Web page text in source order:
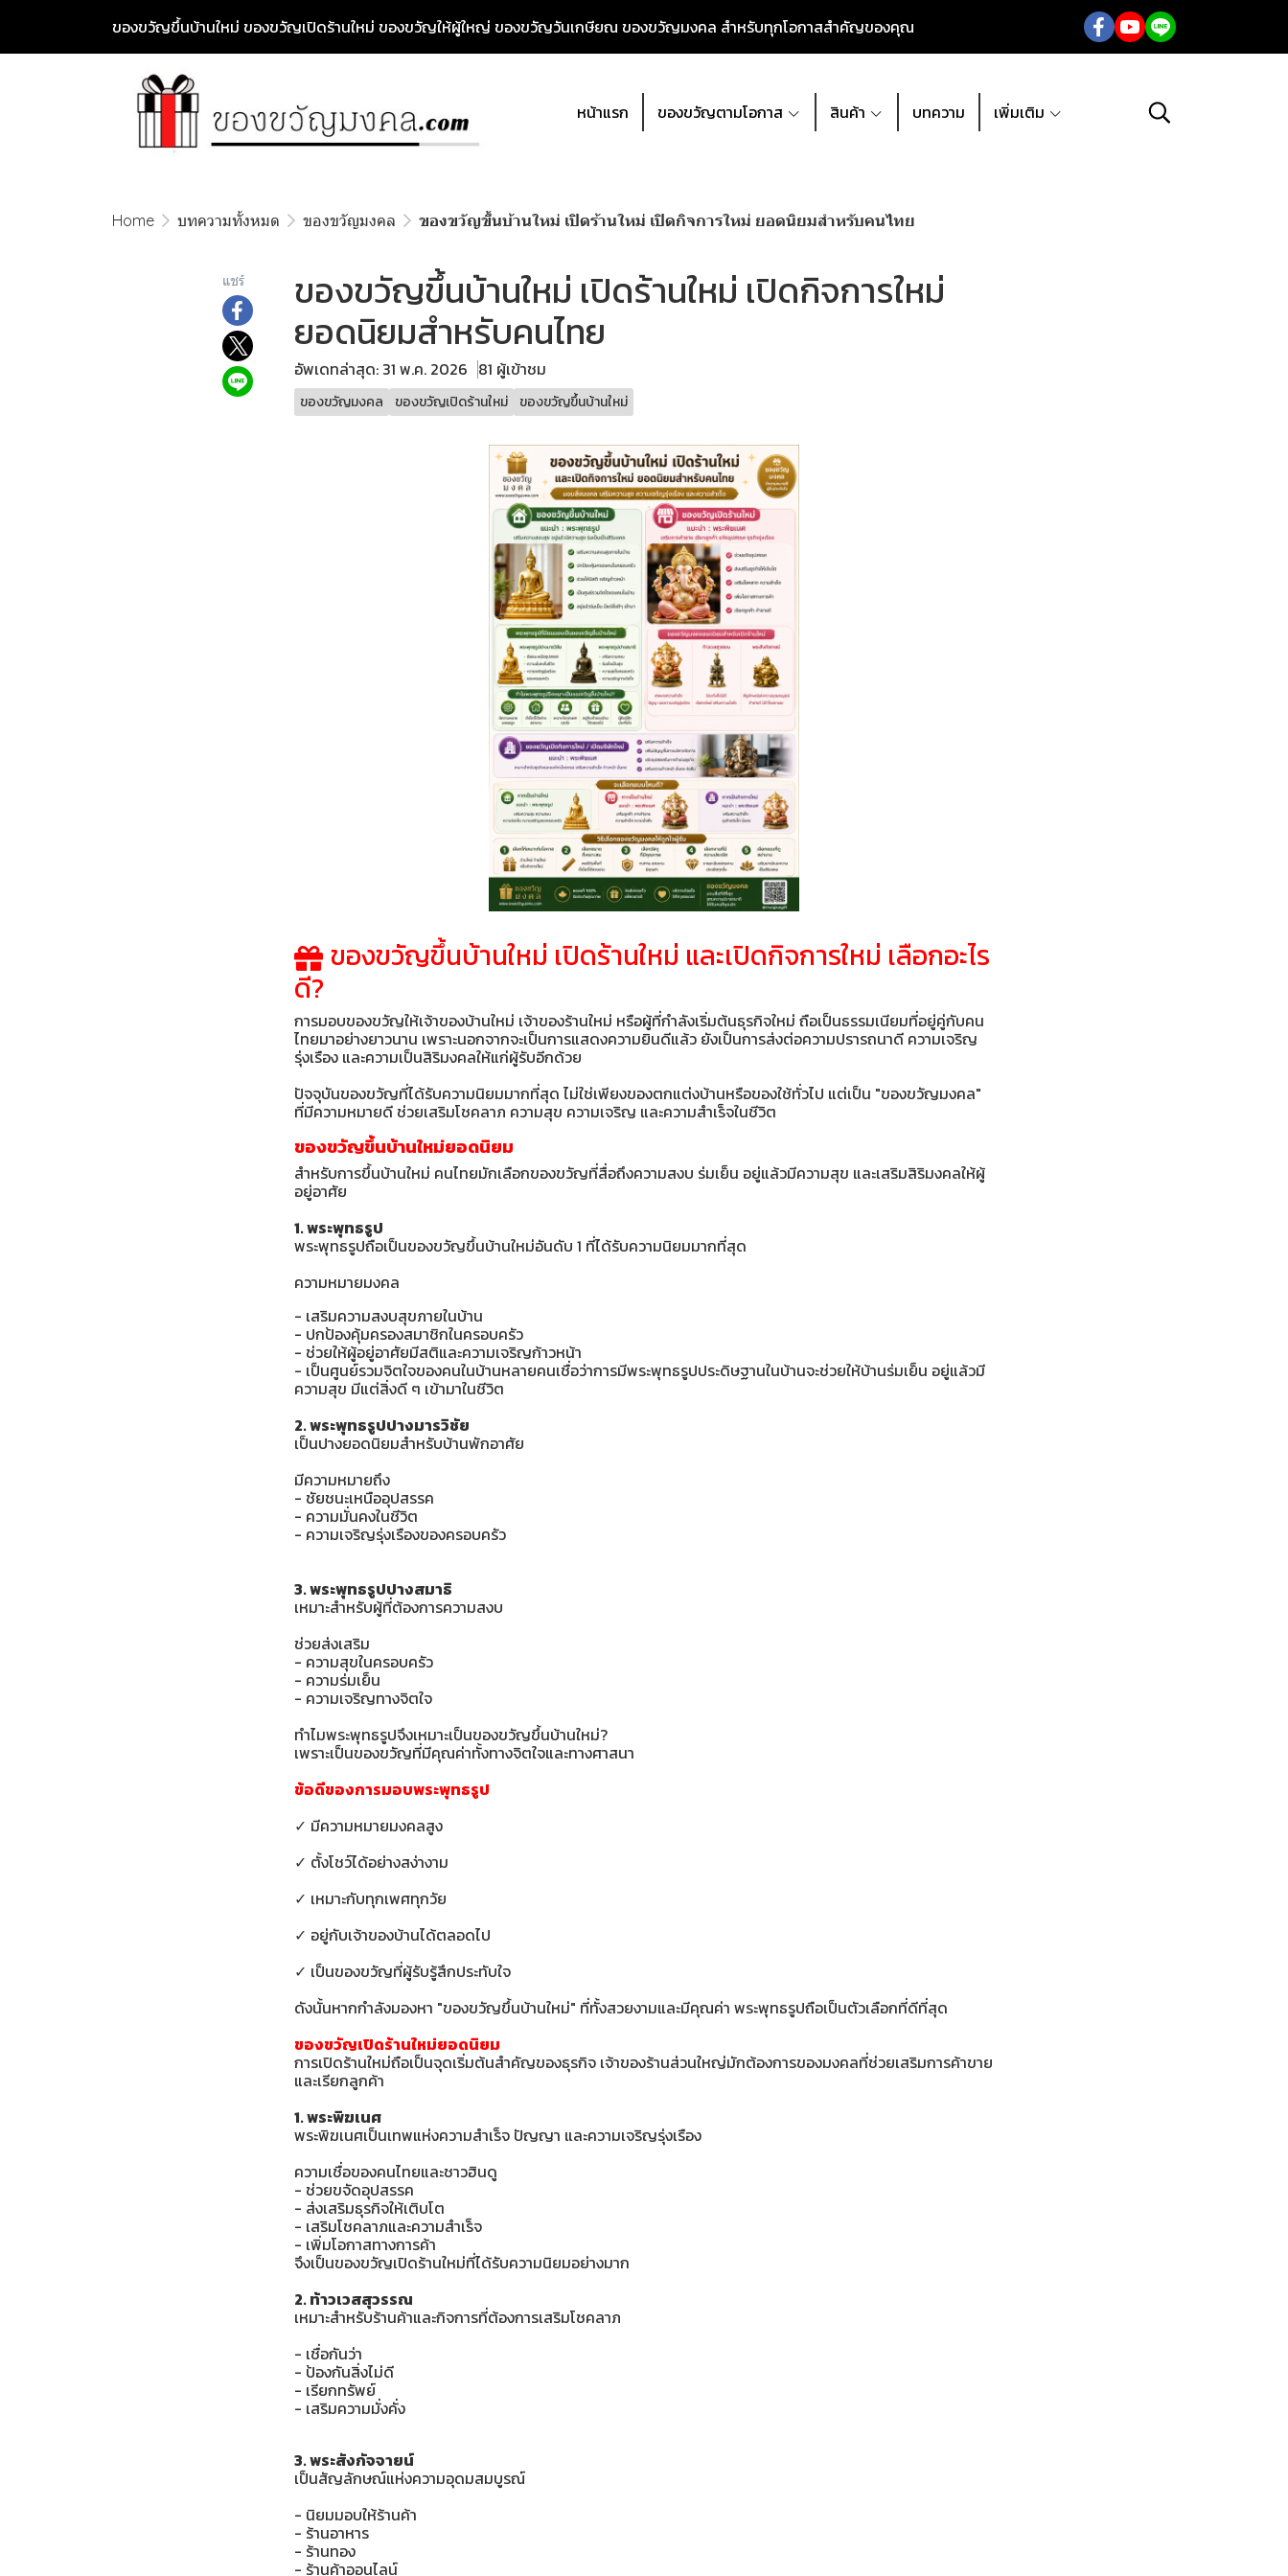
ของขวัญขึ้นบ้านใหม่ ของขวัญเปิดร้านใหม่ ของขวัญให้ผู้ใหญ่ ของขวัญวันเกษียณ ของขวัญมงคล สำหรับทุกโอกาสสำคัญของคุณ
หน้าแรก ของขวัญตามโอกาส สินค้า บทความ เพิ่มเติม
Home บทความทั้งหมด ของขวัญมงคล ของขวัญขึ้นบ้านใหม่ เปิดร้านใหม่ เปิดกิจการใหม่ ยอดนิยมสำหรับคนไทย
แชร์ ของขวัญขึ้นบ้านใหม่ เปิดร้านใหม่ เปิดกิจการใหม่
ยอดนิยมสำหรับคนไทย
อัพเดทล่าสุด: 31 พ.ค. 2026 81 ผู้เข้าชม
ของขวัญมงคล ของขวัญเปิดร้านใหม่ ของขวัญขึ้นบ้านใหม่
ของขวัญขึ้นบ้านใหม่ เปิดร้านใหม่ และเปิดกิจการใหม่ เลือกอะไร
ดี?
การมอบของขวัญให้เจ้าของบ้านใหม่ เจ้าของร้านใหม่ หรือผู้ที่กำลังเริ่มต้นธุรกิจใหม่ ถือเป็นธรรมเนียมที่อยู่คู่กับคน
ไทยมาอย่างยาวนาน เพราะนอกจากจะเป็นการแสดงความยินดีแล้ว ยังเป็นการส่งต่อความปรารถนาดี ความเจริญ
รุ่งเรือง และความเป็นสิริมงคลให้แก่ผู้รับอีกด้วย
ปัจจุบันของขวัญที่ได้รับความนิยมมากที่สุด ไม่ใช่เพียงของตกแต่งบ้านหรือของใช้ทั่วไป แต่เป็น "ของขวัญมงคล"
ที่มีความหมายดี ช่วยเสริมโชคลาภ ความสุข ความเจริญ และความสำเร็จในชีวิต
ของขวัญขึ้นบ้านใหม่ยอดนิยม
สำหรับการขึ้นบ้านใหม่ คนไทยมักเลือกของขวัญที่สื่อถึงความสงบ ร่มเย็น อยู่แล้วมีความสุข และเสริมสิริมงคลให้ผู้
อยู่อาศัย
1. พระพุทธรูป
พระพุทธรูปถือเป็นของขวัญขึ้นบ้านใหม่อันดับ 1 ที่ได้รับความนิยมมากที่สุด
ความหมายมงคล
- เสริมความสงบสุขภายในบ้าน
- ปกป้องคุ้มครองสมาชิกในครอบครัว
- ช่วยให้ผู้อยู่อาศัยมีสติและความเจริญก้าวหน้า
- เป็นศูนย์รวมจิตใจของคนในบ้านหลายคนเชื่อว่าการมีพระพุทธรูปประดิษฐานในบ้านจะช่วยให้บ้านร่มเย็น อยู่แล้วมี
ความสุข มีแต่สิ่งดี ๆ เข้ามาในชีวิต
2. พระพุทธรูปปางมารวิชัย
เป็นปางยอดนิยมสำหรับบ้านพักอาศัย
มีความหมายถึง
- ชัยชนะเหนืออุปสรรค
- ความมั่นคงในชีวิต
- ความเจริญรุ่งเรืองของครอบครัว
3. พระพุทธรูปปางสมาธิ
เหมาะสำหรับผู้ที่ต้องการความสงบ
ช่วยส่งเสริม
- ความสุขในครอบครัว
- ความร่มเย็น
- ความเจริญทางจิตใจ
ทำไมพระพุทธรูปจึงเหมาะเป็นของขวัญขึ้นบ้านใหม่?
เพราะเป็นของขวัญที่มีคุณค่าทั้งทางจิตใจและทางศาสนา
ข้อดีของการมอบพระพุทธรูป
✓ มีความหมายมงคลสูง
✓ ตั้งโชว์ได้อย่างสง่างาม
✓ เหมาะกับทุกเพศทุกวัย
✓ อยู่กับเจ้าของบ้านได้ตลอดไป
✓ เป็นของขวัญที่ผู้รับรู้สึกประทับใจ
ดังนั้นหากกำลังมองหา "ของขวัญขึ้นบ้านใหม่" ที่ทั้งสวยงามและมีคุณค่า พระพุทธรูปถือเป็นตัวเลือกที่ดีที่สุด
ของขวัญเปิดร้านใหม่ยอดนิยม
การเปิดร้านใหม่ถือเป็นจุดเริ่มต้นสำคัญของธุรกิจ เจ้าของร้านส่วนใหญ่มักต้องการของมงคลที่ช่วยเสริมการค้าขาย
และเรียกลูกค้า
1. พระพิฆเนศ
พระพิฆเนศเป็นเทพแห่งความสำเร็จ ปัญญา และความเจริญรุ่งเรือง
ความเชื่อของคนไทยและชาวฮินดู
- ช่วยขจัดอุปสรรค
- ส่งเสริมธุรกิจให้เติบโต
- เสริมโชคลาภและความสำเร็จ
- เพิ่มโอกาสทางการค้า
จึงเป็นของขวัญเปิดร้านใหม่ที่ได้รับความนิยมอย่างมาก
2. ท้าวเวสสุวรรณ
เหมาะสำหรับร้านค้าและกิจการที่ต้องการเสริมโชคลาภ
- เชื่อกันว่า
- ป้องกันสิ่งไม่ดี
- เรียกทรัพย์
- เสริมความมั่งคั่ง
3. พระสังกัจจายน์
เป็นสัญลักษณ์แห่งความอุดมสมบูรณ์
- นิยมมอบให้ร้านค้า
- ร้านอาหาร
- ร้านทอง
- ร้านค้าออนไลน์